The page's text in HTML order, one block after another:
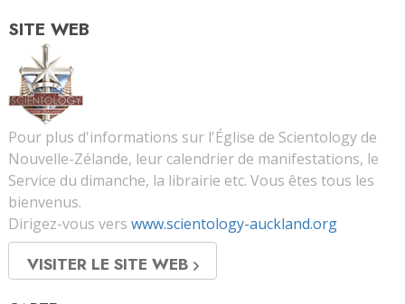
SITE WEB
Pour plus d'informations sur l'Église de Scientology de
Nouvelle-Zélande, leur calendrier de manifestations, le
Service du dimanche, la librairie etc. Vous êtes tous les
bienvenus.
Dirigez-vous vers www.scientology-auckland.org
VISITER LE SITE WEB